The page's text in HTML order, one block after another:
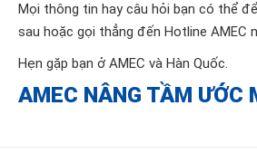
Mọi thông tin hay câu hỏi bạn có thể
sau hoặc gọi thẳng đến Hotline AMEC
Hẹn gặp bạn ở AMEC và Hàn Quốc.
AMEC NÂNG TẦM ƯỚC